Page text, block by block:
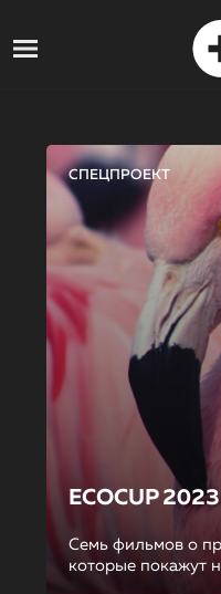
СПЕЦПРОЕКТ
ECOCUP 2023
Семь фильмов о
которые покажут